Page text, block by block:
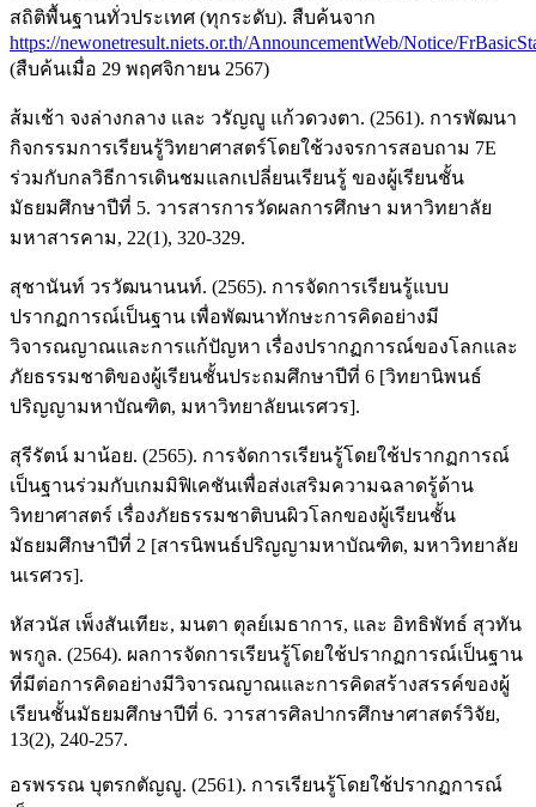
สถิติพื้นฐานทั่วประเทศ (ทุกระดับ). สืบค้นจาก
https://newonetresult.niets.or.th/AnnouncementWeb/Notice/
(สืบค้นเมื่อ 29 พฤศจิกายน 2567)
ส้มเช้า จงล่างกลาง และ วรัญญู แก้วดวงตา. (2561). การพัฒนา
กิจกรรมการเรียนรู้วิทยาศาสตร์โดยใช้วงจรการสอบถาม 7E
ร่วมกับกลวิธีการเดินชมแลกเปลี่ยนเรียนรู้ ของผู้เรียนชั้น
มัธยมศึกษาปีที่ 5. วารสารการวัดผลการศึกษา มหาวิทยาลัย
มหาสารคาม, 22(1), 320-329.
สุชานันท์ วรวัฒนานนท์. (2565). การจัดการเรียนรู้แบบ
ปรากฏการณ์เป็นฐาน เพื่อพัฒนาทักษะการคิดอย่างมี
วิจารณญาณและการแก้ปัญหา เรื่องปรากฏการณ์ของโลกและ
ภัยธรรมชาติของผู้เรียนชั้นประถมศึกษาปีที่ 6 [วิทยานิพนธ์
ปริญญามหาบัณฑิต, มหาวิทยาลัยนเรศวร].
สุรีรัตน์ มาน้อย. (2565). การจัดการเรียนรู้โดยใช้ปรากฏการณ์
เป็นฐานร่วมกับเกมมิฟิเคชันเพื่อส่งเสริมความฉลาดรู้ด้าน
วิทยาศาสตร์ เรื่องภัยธรรมชาติบนผิวโลกของผู้เรียนชั้น
มัธยมศึกษาปีที่ 2 [สารนิพนธ์ปริญญามหาบัณฑิต, มหาวิทยาลัย
นเรศวร].
หัสวนัส เพ็งสันเทียะ, มนตา ตุลย์เมธาการ, และ อิทธิพัทธ์ สุวทัน
พรกูล. (2564). ผลการจัดการเรียนรู้โดยใช้ปรากฏการณ์เป็นฐาน
ที่มีต่อการคิดอย่างมีวิจารณญาณและการคิดสร้างสรรค์ของผู้
เรียนชั้นมัธยมศึกษาปีที่ 6. วารสารศิลปากรศึกษาศาสตร์วิจัย,
13(2), 240-257.
อรพรรณ บุตรกตัญญู. (2561). การเรียนรู้โดยใช้ปรากฏการณ์